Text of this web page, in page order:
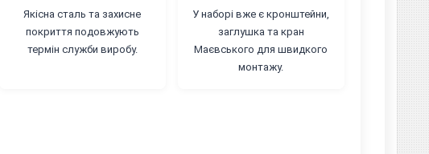
Якісна сталь та захисне
покриття подовжують
термін служби виробу.
У наборі вже є кронштейни,
заглушка та кран
Маєвського для швидкого
монтажу.